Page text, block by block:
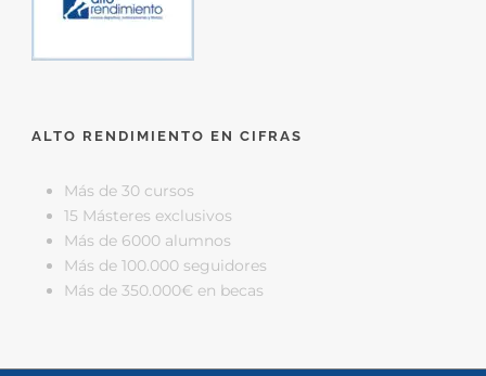
ALTO RENDIMIENTO EN CIFRAS
Más de 30 cursos
15 Másteres exclusivos
Más de 6000 alumnos
Más de 100.000 seguidores
Más de 350.000€ en becas